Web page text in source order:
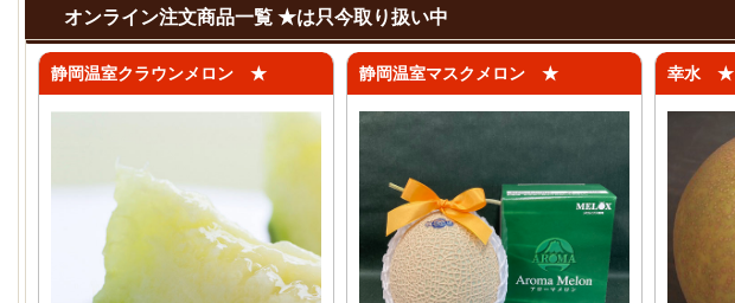
オンライン注文商品一覧 ★は只今取り扱い中
静岡温室クラウンメロン ★ 静岡温室マスクメロン ★ 幸水 ★